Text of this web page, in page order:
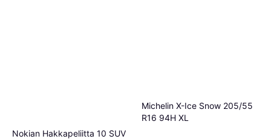
Nokian Hakkapeliitta 10 SUV
Michelin X-Ice Snow 205/55
R16 94H XL